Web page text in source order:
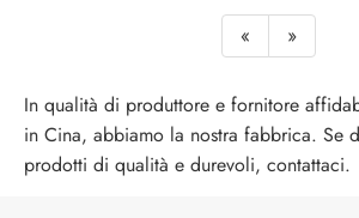
« »
In qualità di produttore e fornitore
in Cina, abbiamo la nostra fabbrica. Se
prodotti di qualità e durevoli, contattaci.